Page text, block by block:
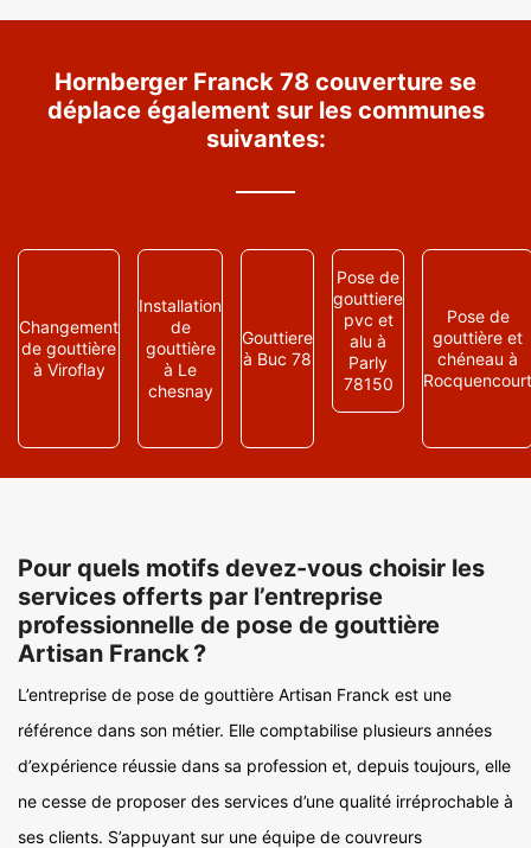
Hornberger Franck 78 couverture se
déplace également sur les communes
suivantes:
Changement
de gouttière
à Viroflay
Installation
de
gouttière
à Le
chesnay
Gouttiere
à Buc 78
Pose de
gouttiere
pvc et
alu à
Parly
78150
Pose de
gouttière et
chéneau à
Rocquencourt
Pour quels motifs devez-vous choisir les
services offerts par l’entreprise
professionnelle de pose de gouttière
Artisan Franck ?
L’entreprise de pose de gouttière Artisan Franck est une
référence dans son métier. Elle comptabilise plusieurs années
d’expérience réussie dans sa profession et, depuis toujours, elle
ne cesse de proposer des services d’une qualité irréprochable à
ses clients. S’appuyant sur une équipe de couvreurs